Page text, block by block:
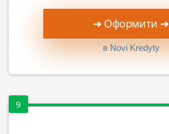
➜ Оформити ➜
в Novi Kredyty
9